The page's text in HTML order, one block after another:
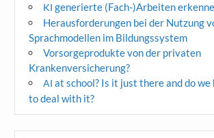
KI generierte (Fach-)Arbeiten
Herausforderungen bei der Nutzung
Sprachmodellen im Bildungssystem
Vorsorgeprodukte von der privaten
Krankenversicherung?
AI at school? Is it just there and do we
to deal with it?